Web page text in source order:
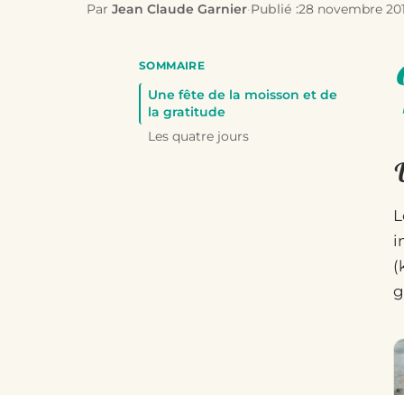
Par Jean Claude Garnier·Publié :28 novembre
SOMMAIRE
Une fête de la moisson et de
la gratitude
Les quatre jours